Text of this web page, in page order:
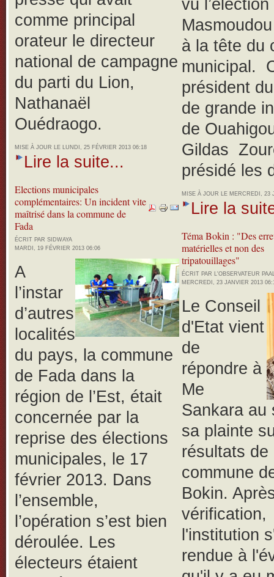
comme principal
orateur le directeur
national de campagne
du parti du Lion,
Nathanaël
Ouédraogo.
MISE À JOUR LE LUNDI, 25 FÉVRIER 2013 06:18
Lire la suite...
Elections municipales
complémentaires: Un incident vite
maîtrisé dans la commune de
Fada
ÉCRIT PAR SIDWAYA
MARDI, 19 FÉVRIER 2013 06:06
A
l’instar
d’autres
localités
du pays, la commune
de Fada dans la
région de l’Est, était
concernée par la
reprise des élections
municipales, le 17
février 2013. Dans
l’ensemble,
l’opération s’est bien
déroulée. Les
électeurs étaient
vu l’élection
à la tête du
municipal.
président
de grande
de
Gildas
présidé les
MISE À JOUR LE MERCREDI, 23
Lire la
Téma Bokin : "Des
matérielles et non des
tripatouillages"
ÉCRIT PAR L'OBSERVATEUR
MERCREDI, 23 JANVIER 2013
Le Conseil
d'Etat vient
de
répondre à
Me
Sankara au
sa plainte
résultats de
commune
Bokin.
vérification,
l'institution
rendue à